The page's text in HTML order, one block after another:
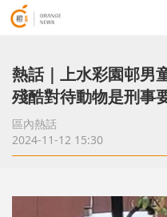
熱話｜上水彩園邨男
殘酷對待動物是刑事
區內熱話
2024-11-12 15:30